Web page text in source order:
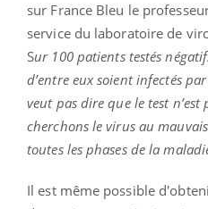
sur France Bleu le
service du laboratoire de
Sur 100 patients testés
d’entre eux soient infectés
veut pas dire que le test
cherchons le virus au
toutes les phases de la
Il est même possible